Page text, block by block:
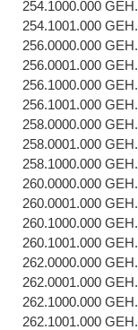
254.1000.000
254.1001.000
256.0000.000
256.0001.000
256.1000.000
256.1001.000
258.0000.000
258.0001.000
258.1000.000
260.0000.000
260.0001.000
260.1000.000
260.1001.000
262.0000.000
262.0001.000
262.1000.000
262.1001.000